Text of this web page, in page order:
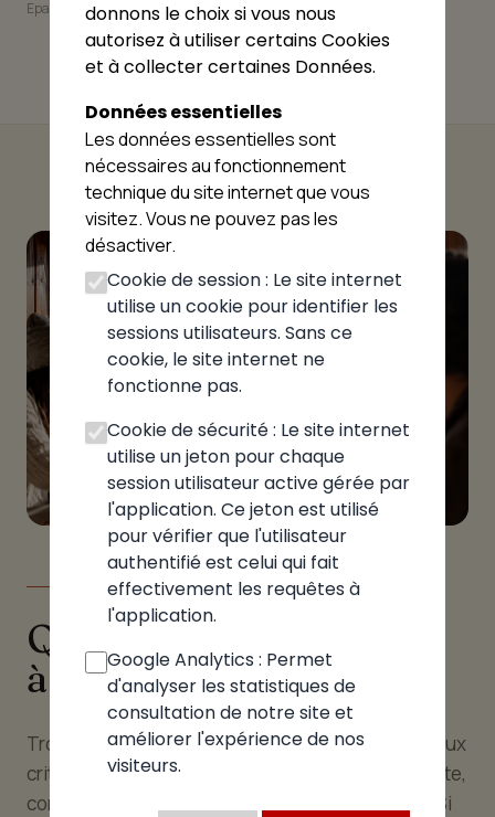
Epagny Metz-Tessy
LE GUIDE
Quelle pizzeria choisir
à Sillingy
Trouver la bonne pizzeria à Sillingy repose sur deux
critères : l'occasion et vos envies. Selon le contexte,
correspond un type d'établissement particulier. Si
donnons le choix si vous nous
autorisez à utiliser certains Cookies
et à collecter certaines Données.
Données essentielles
Les données essentielles sont
nécessaires au fonctionnement
technique du site internet que vous
visitez. Vous ne pouvez pas les
désactiver.
Cookie de session : Le site internet
utilise un cookie pour identifier les
sessions utilisateurs. Sans ce
cookie, le site internet ne
fonctionne pas.
Cookie de sécurité : Le site internet
utilise un jeton pour chaque
session utilisateur active gérée par
l'application. Ce jeton est utilisé
pour vérifier que l'utilisateur
authentifié est celui qui fait
effectivement les requêtes à
l'application.
Google Analytics : Permet
d'analyser les statistiques de
consultation de notre site et
améliorer l'expérience de nos
visiteurs.